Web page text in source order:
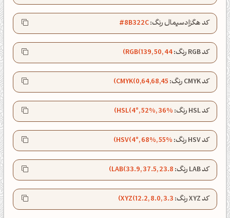
کد هگزادسیمال رنگ:#8B322C
کد RGB رنگ: RGB(139, 50, 44)
کد CMYK رنگ: CMYK(0,64,68,45)
کد HSL رنگ: HSL(4°, 52%, 36%)
کد HSV رنگ: HSV(4°, 68%, 55%)
کد LAB رنگ: LAB(33.9, 37.5, 23.8)
کد XYZ رنگ: XYZ(12.2, 8.0, 3.3)
صبحت بخیر❤️
کپل‌آرت رو دنبال کن!